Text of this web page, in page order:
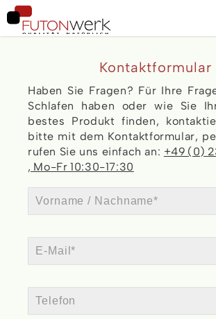
Kontaktformular
Haben Sie Fragen? Für Ihre
Schlafen haben oder wie Sie
bestes Produkt finden,
bitte mit dem Kontaktformular,
rufen Sie uns einfach an: +49 (0)
, Mo-Fr 10:30-17:30